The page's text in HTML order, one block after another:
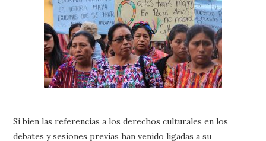
Si bien las referencias a los derechos culturales en los
debates y sesiones previas han venido ligadas a su